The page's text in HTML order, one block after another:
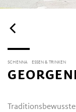
SCHENNA ESSEN & TRINKEN